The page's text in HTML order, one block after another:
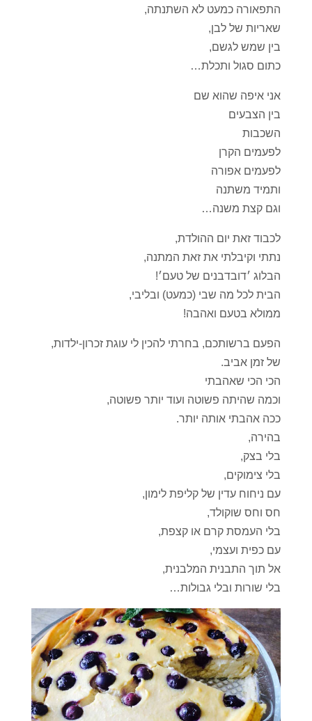
התפאורה כמעט לא השתנתה,
שאריות של לבן,
בין שמש לגשם,
כתום סגול ותכלת…
אני איפה שהוא שם
בין הצבעים
השכבות
לפעמים הקרן
לפעמים אפורה
ותמיד משתנה
וגם קצת משנה…
לכבוד זאת יום ההולדת,
נתתי וקיבלתי את זאת המתנה,
הבלוג ׳דובדבנים של טעם׳!
הבית לכל מה שבי (כמעט) ובליבי,
ממולא בטעם ואהבה!
הפעם ברשותכם, בחרתי להכין לי עוגת זכרון-ילדות,
של זמן אביב.
הכי הכי שאהבתי
וכמה שהיתה פשוטה ועוד יותר פשוטה,
ככה אהבתי אותה יותר.
בהירה,
בלי בצק,
בלי צימוקים,
עם ניחוח עדין של קליפת לימון,
חס וחס שוקולד,
בלי העמסת קרם או קצפת,
עם כפית ועצמי,
אל תוך התבנית המלבנית,
בלי שורות ובלי גבולות…